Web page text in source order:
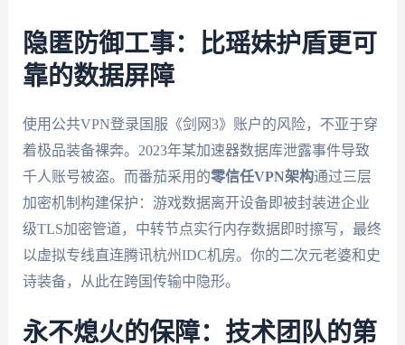
隐匿防御工事：比瑶妹护盾更可
靠的数据屏障
使用公共VPN登录国服《剑网3》账户的风险，不亚于穿
着极品装备裸奔。2023年某加速器数据库泄露事件导致
千人账号被盗。而番茄采用的零信任VPN架构通过三层
加密机制构建保护：游戏数据离开设备即被封装进企业
级TLS加密管道，中转节点实行内存数据即时擦写，最终
以虚拟专线直连腾讯杭州IDC机房。你的二次元老婆和史
诗装备，从此在跨国传输中隐形。
永不熄火的保障：技术团队的第